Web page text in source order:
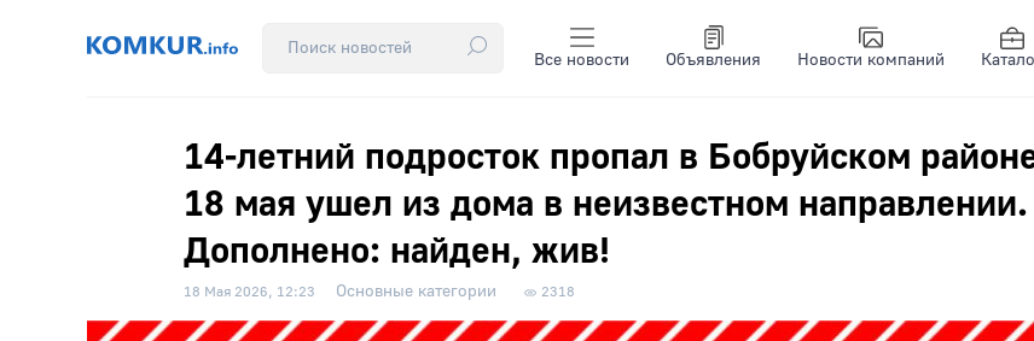
Все новости Объявления Новости компаний
14-летний подросток пропал в Бобруйском
18 мая ушел из дома в неизвестном направлении.
Дополнено: найден, жив!
18 Мая 2026, 12:23 Основные категории 2318